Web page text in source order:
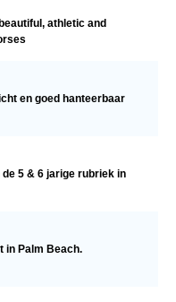
athletic and
en goed hanteerbaar
5 & 6 jarige rubriek in
in Palm Beach.